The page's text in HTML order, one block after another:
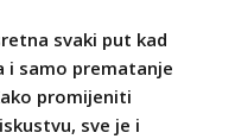
svaki put kad
i samo prematanje
promijeniti
sve je i